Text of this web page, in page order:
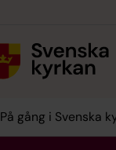
På gång i Svenska